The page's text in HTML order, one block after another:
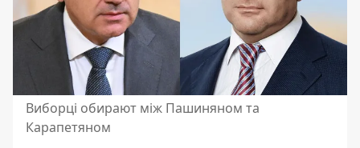
Виборці обирают між Пашиняном та
Карапетяном